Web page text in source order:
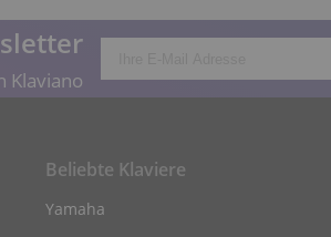
Klaviano
Beliebte Klaviere
Yamaha